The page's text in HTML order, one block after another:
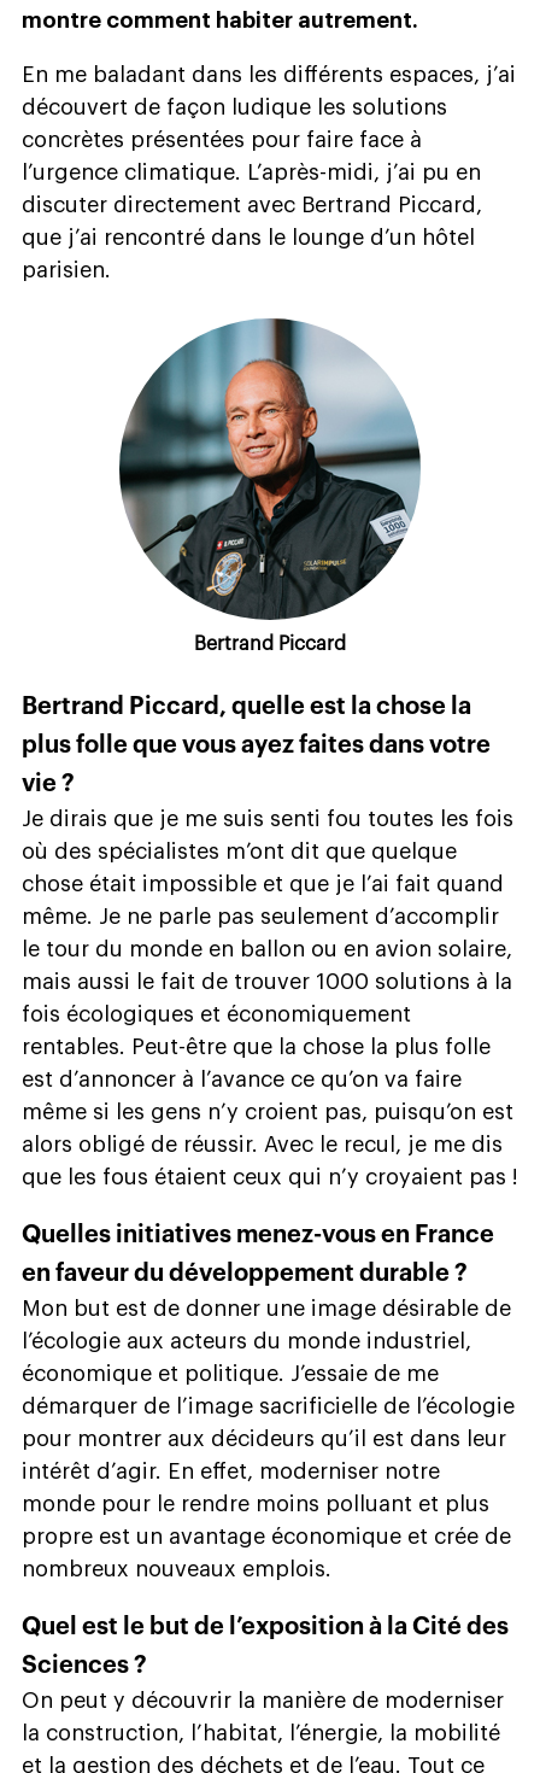
montre comment habiter autrement.
En me baladant dans les différents espaces, j’ai
découvert de façon ludique les solutions
concrètes présentées pour faire face à
l’urgence climatique. L’après-midi, j’ai pu en
discuter directement avec Bertrand Piccard,
que j’ai rencontré dans le lounge d’un hôtel
parisien.
Bertrand Piccard
Bertrand Piccard, quelle est la chose la
plus folle que vous ayez faites dans votre
vie ?
Je dirais que je me suis senti fou toutes les fois
où des spécialistes m’ont dit que quelque
chose était impossible et que je l’ai fait quand
même. Je ne parle pas seulement d’accomplir
le tour du monde en ballon ou en avion solaire,
mais aussi le fait de trouver 1000 solutions à la
fois écologiques et économiquement
rentables. Peut-être que la chose la plus folle
est d’annoncer à l’avance ce qu’on va faire
même si les gens n’y croient pas, puisqu’on est
alors obligé de réussir. Avec le recul, je me dis
que les fous étaient ceux qui n’y croyaient pas !
Quelles initiatives menez-vous en France
en faveur du développement durable ?
Mon but est de donner une image désirable de
l’écologie aux acteurs du monde industriel,
économique et politique. J’essaie de me
démarquer de l’image sacrificielle de l’écologie
pour montrer aux décideurs qu’il est dans leur
intérêt d’agir. En effet, moderniser notre
monde pour le rendre moins polluant et plus
propre est un avantage économique et crée de
nombreux nouveaux emplois.
Quel est le but de l’exposition à la Cité des
Sciences ?
On peut y découvrir la manière de moderniser
la construction, l’habitat, l’énergie, la mobilité
et la gestion des déchets et de l’eau. Tout ce